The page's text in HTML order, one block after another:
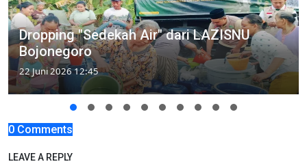
Dropping "Sedekah Air" dari LAZISNU
Bojonegoro
22 Juni 2026 12:45
0 Comments
LEAVE A REPLY